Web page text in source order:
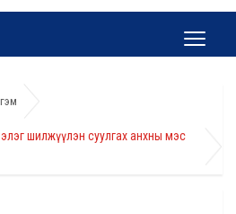
шилжүүлэн суулгах анхны мэс